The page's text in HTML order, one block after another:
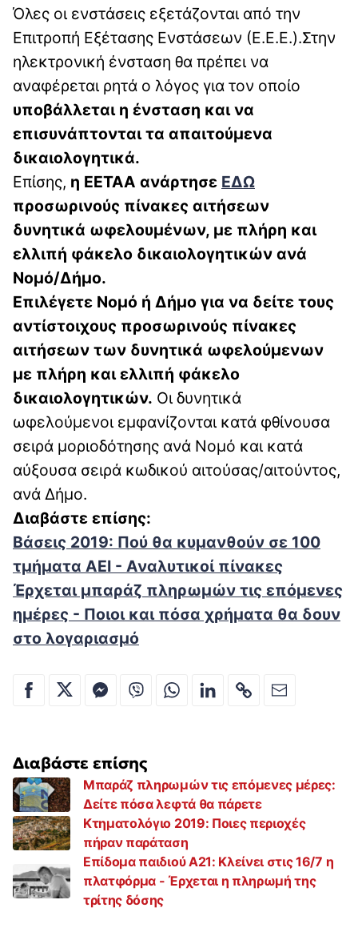
Όλες οι ενστάσεις εξετάζονται από την
Επιτροπή Εξέτασης Ενστάσεων (Ε.Ε.Ε.).Στην
ηλεκτρονική ένσταση θα πρέπει να
αναφέρεται ρητά ο λόγος για τον οποίο
υποβάλλεται η ένσταση και να
επισυνάπτονται τα απαιτούμενα
δικαιολογητικά.
Επίσης, η ΕΕΤΑΑ ανάρτησε ΕΔΩ
προσωρινούς πίνακες αιτήσεων
δυνητικά ωφελουμένων, με πλήρη και
ελλιπή φάκελο δικαιολογητικών ανά
Νομό/Δήμο.
Επιλέγετε Νομό ή Δήμο για να δείτε τους
αντίστοιχους προσωρινούς πίνακες
αιτήσεων των δυνητικά ωφελούμενων
με πλήρη και ελλιπή φάκελο
δικαιολογητικών. Οι δυνητικά
ωφελούμενοι εμφανίζονται κατά φθίνουσα
σειρά μοριοδότησης ανά Νομό και κατά
αύξουσα σειρά κωδικού αιτούσας/αιτούντος,
ανά Δήμο.
Διαβάστε επίσης:
Βάσεις 2019: Πού θα κυμανθούν σε 100
τμήματα ΑΕΙ - Αναλυτικοί πίνακες
Έρχεται μπαράζ πληρωμών τις επόμενες
ημέρες - Ποιοι και πόσα χρήματα θα δουν
στο λογαριασμό
Διαβάστε επίσης
Μπαράζ πληρωμών τις επόμενες μέρες:
Δείτε πόσα λεφτά θα πάρετε
Κτηματολόγιο 2019: Ποιες περιοχές
πήραν παράταση
Επίδομα παιδιού Α21: Κλείνει στις 16/7 η
πλατφόρμα - Έρχεται η πληρωμή της
τρίτης δόσης